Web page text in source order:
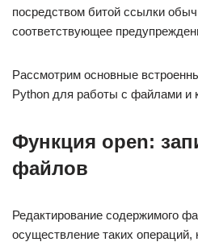
посредством битой ссылки
соответствующее
Рассмотрим основные
Python для работы с файлами и
Функция open:
файлов
Редактирование содержимого
осуществление таких операций,